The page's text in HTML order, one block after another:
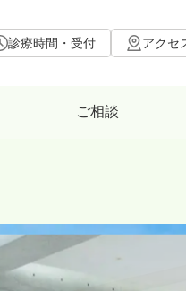
ご相談
診療時間・受付 アクセ